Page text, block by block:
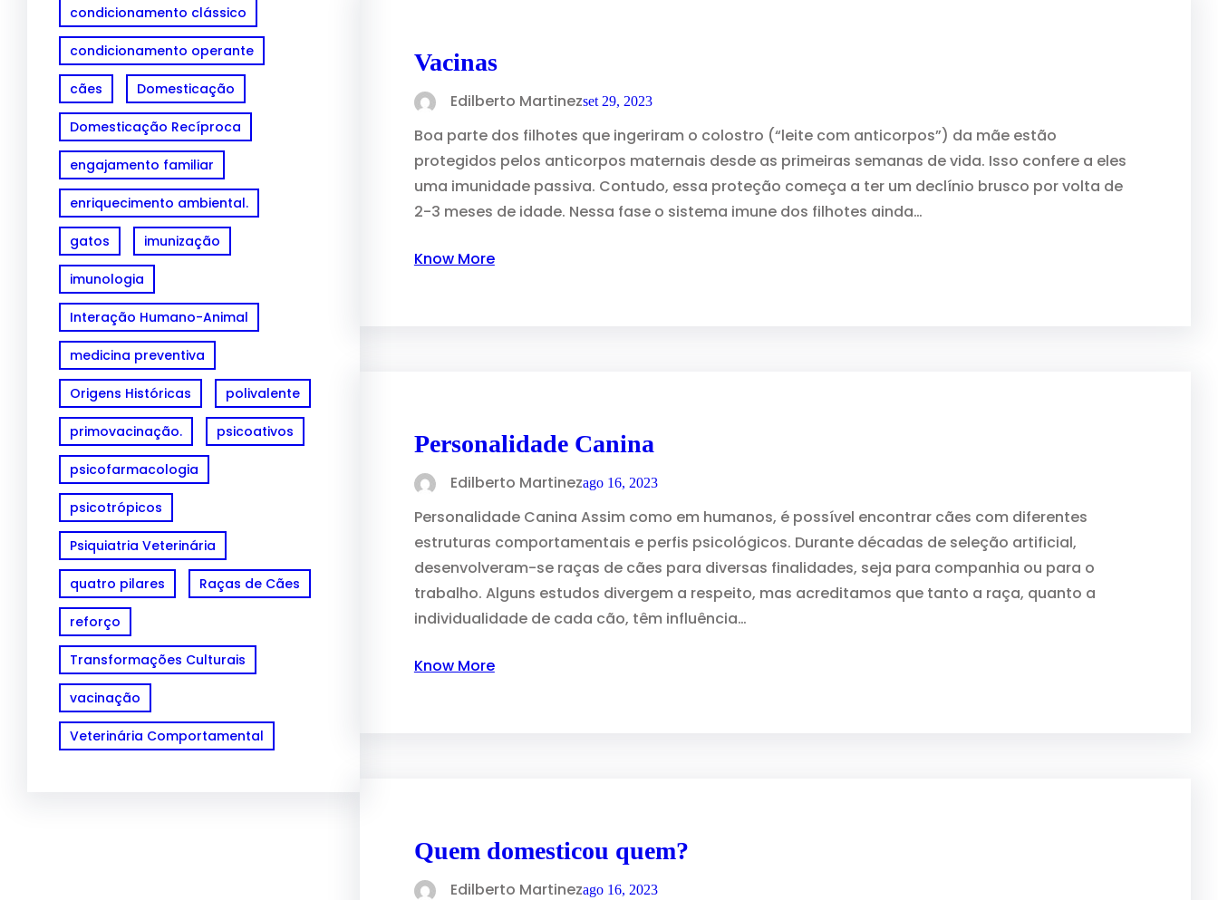
condicionamento clássico
condicionamento operante
cães Domesticação
Domesticação Recíproca
engajamento familiar
enriquecimento ambiental.
gatos imunização
imunologia
Interação Humano-Animal
medicina preventiva
Origens Históricas polivalente
primovacinação. psicoativos
psicofarmacologia
psicotrópicos
Psiquiatria Veterinária
quatro pilares Raças de Cães
reforço
Transformações Culturais
vacinação
Veterinária Comportamental
Vacinas
Edilberto Martinezset 29, 2023
Boa parte dos filhotes que ingeriram o colostro (“leite com anticorpos”) da mãe estão
protegidos pelos anticorpos maternais desde as primeiras semanas de vida. Isso confere a eles
uma imunidade passiva. Contudo, essa proteção começa a ter um declínio brusco por volta de
2-3 meses de idade. Nessa fase o sistema imune dos filhotes ainda…
Know More
Personalidade Canina
Edilberto Martinezago 16, 2023
Personalidade Canina Assim como em humanos, é possível encontrar cães com diferentes
estruturas comportamentais e perfis psicológicos. Durante décadas de seleção artificial,
desenvolveram-se raças de cães para diversas finalidades, seja para companhia ou para o
trabalho. Alguns estudos divergem a respeito, mas acreditamos que tanto a raça, quanto a
individualidade de cada cão, têm influência…
Know More
Quem domesticou quem?
Edilberto Martinezago 16, 2023